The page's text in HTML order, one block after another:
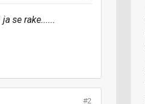
se rake......
#2